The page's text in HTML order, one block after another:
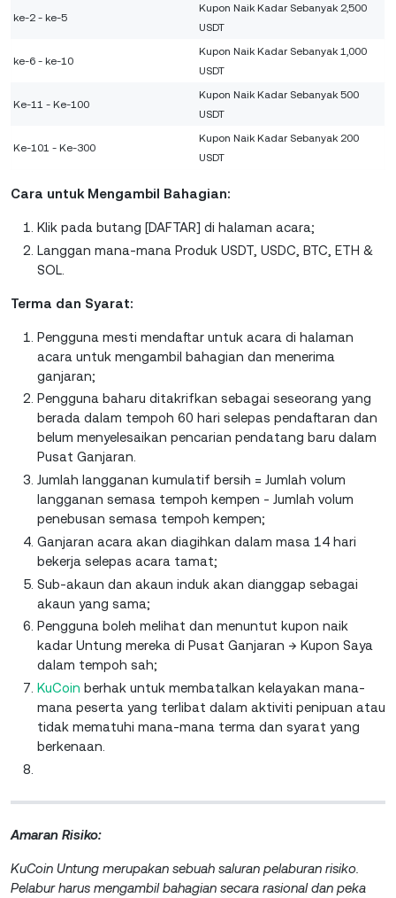
ke-2 - ke-5
Kupon Naik Kadar Sebanyak 2,500
USDT
ke-6 - ke-10
Kupon Naik Kadar Sebanyak 1,000
USDT
Ke-11 - Ke-100
Kupon Naik Kadar Sebanyak 500
USDT
Ke-101 - Ke-300
Kupon Naik Kadar Sebanyak 200
USDT
Cara untuk Mengambil Bahagian:
Klik pada butang [DAFTAR] di halaman acara;
Langgan mana-mana Produk USDT, USDC, BTC, ETH &
SOL.
Terma dan Syarat:
Pengguna mesti mendaftar untuk acara di halaman
acara untuk mengambil bahagian dan menerima
ganjaran;
Pengguna baharu ditakrifkan sebagai seseorang yang
berada dalam tempoh 60 hari selepas pendaftaran dan
belum menyelesaikan pencarian pendatang baru dalam
Pusat Ganjaran.
Jumlah langganan kumulatif bersih = Jumlah volum
langganan semasa tempoh kempen - Jumlah volum
penebusan semasa tempoh kempen;
Ganjaran acara akan diagihkan dalam masa 14 hari
bekerja selepas acara tamat;
Sub-akaun dan akaun induk akan dianggap sebagai
akaun yang sama;
Pengguna boleh melihat dan menuntut kupon naik
kadar Untung mereka di Pusat Ganjaran → Kupon Saya
dalam tempoh sah;
KuCoin berhak untuk membatalkan kelayakan mana-
mana peserta yang terlibat dalam aktiviti penipuan atau
tidak mematuhi mana-mana terma dan syarat yang
berkenaan.
Amaran Risiko:
KuCoin Untung merupakan sebuah saluran pelaburan risiko.
Pelabur harus mengambil bahagian secara rasional dan peka